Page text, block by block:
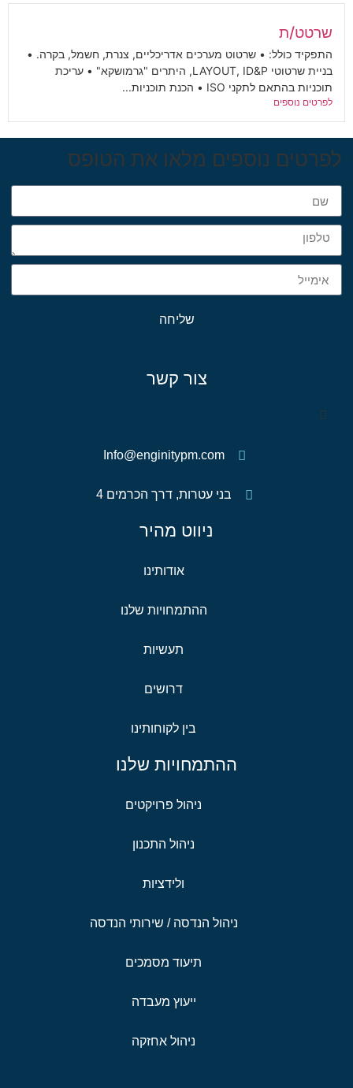
שרטט/ת
התפקיד כולל: • שרטוט מערכים אדריכליים, צנרת, חשמל, בקרה. •
בניית שרטוטי LAYOUT, ID&P, היתרים "גרמושקא" • עריכת
תוכניות בהתאם לתקני ISO • הכנת תוכניות...
לפרטים נוספים
לפרטים נוספים מלאו את הטופס
שליחה
צור קשר
Info@enginitypm.com
בני עטרות, דרך הכרמים 4
ניווט מהיר
אודותינו
ההתמחויות שלנו
תעשיות
דרושים
בין לקוחותינו
ההתמחויות שלנו
ניהול פרויקטים
ניהול התכנון
ולידציות
ניהול הנדסה / שירותי הנדסה
תיעוד מסמכים
ייעוץ מעבדה
ניהול אחזקה